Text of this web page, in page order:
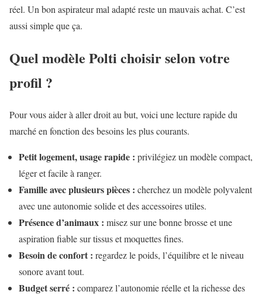
réel. Un bon aspirateur mal adapté reste un mauvais achat. C’est
aussi simple que ça.
Quel modèle Polti choisir selon votre
profil ?
Pour vous aider à aller droit au but, voici une lecture rapide du
marché en fonction des besoins les plus courants.
Petit logement, usage rapide : privilégiez un modèle compact,
léger et facile à ranger.
Famille avec plusieurs pièces : cherchez un modèle polyvalent
avec une autonomie solide et des accessoires utiles.
Présence d’animaux : misez sur une bonne brosse et une
aspiration fiable sur tissus et moquettes fines.
Besoin de confort : regardez le poids, l’équilibre et le niveau
sonore avant tout.
Budget serré : comparez l’autonomie réelle et la richesse des